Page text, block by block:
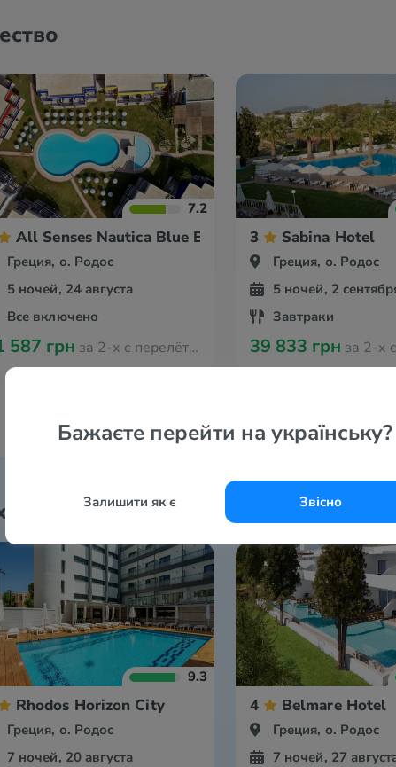
Бажаєте перейти на українську?
Залишити як є Звісно
7.2
All Senses Nautica Blue Exclusive Resort & Spa
Греция, о. Родос
5 ночей, 24 августа
Все включено
587 грн за 2-х с перелётом из Кракова
3 Sabina Hotel
Греция, о. Родос
5 ночей, 2
Завтраки
39 833 грн за 2-х с
9.3
Rhodos Horizon City
Греция, о. Родос
7 ночей, 20 августа
4 Belmare Hotel
Греция, о. Родос
7 ночей, 27